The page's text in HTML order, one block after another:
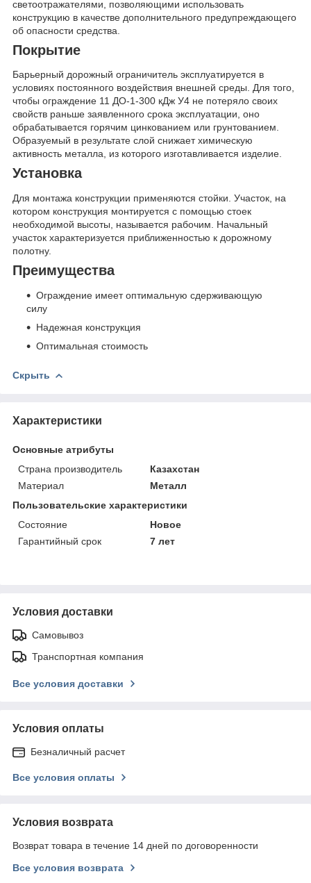
светоотражателями, позволяющими использовать
конструкцию в качестве дополнительного предупреждающего
об опасности средства.
Покрытие
Барьерный дорожный ограничитель эксплуатируется в
условиях постоянного воздействия внешней среды. Для того,
чтобы ограждение 11 ДО-1-300 кДж У4 не потеряло своих
свойств раньше заявленного срока эксплуатации, оно
обрабатывается горячим цинкованием или грунтованием.
Образуемый в результате слой снижает химическую
активность металла, из которого изготавливается изделие.
Установка
Для монтажа конструкции применяются стойки. Участок, на
котором конструкция монтируется с помощью стоек
необходимой высоты, называется рабочим. Начальный
участок характеризуется приближенностью к дорожному
полотну.
Преимущества
Ограждение имеет оптимальную сдерживающую
силу
Надежная конструкция
Оптимальная стоимость
Скрыть
Характеристики
Основные атрибуты
Страна производитель
Казахстан
Материал
Металл
Пользовательские характеристики
Состояние
Новое
Гарантийный срок
7 лет
Условия доставки
Самовывоз
Транспортная компания
Все условия доставки
Условия оплаты
Безналичный расчет
Все условия оплаты
Условия возврата
Возврат товара в течение 14 дней по договоренности
Все условия возврата